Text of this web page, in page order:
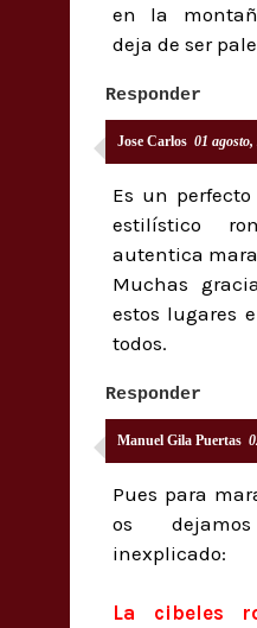
en la
deja de ser
Responder
Jose Carlos 01
Es un
estilístico
autentica
Muchas
estos lugares
todos.
Responder
Manuel Gila Puertas
Pues para
os
inexplicado:
La cibeles